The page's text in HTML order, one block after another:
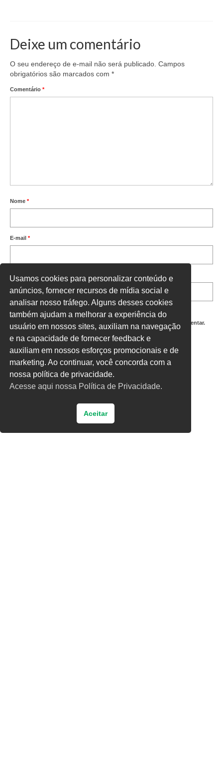
Deixe um comentário
O seu endereço de e-mail não será publicado. Campos
obrigatórios são marcados com *
Comentário *
Nome *
E-mail *
Site
Salvar meus dados neste navegador para a próxima vez que eu comentar.
Digite uma resposta em números:
dois × quatro =
Usamos cookies para personalizar conteúdo e
anúncios, fornecer recursos de mídia social e
analisar nosso tráfego. Alguns desses cookies
também ajudam a melhorar a experiência do
usuário em nossos sites, auxiliam na navegação
e na capacidade de fornecer feedback e
auxiliam em nossos esforços promocionais e de
marketing. Ao continuar, você concorda com a
nossa política de privacidade.
Acesse aqui nossa Política de Privacidade.
Aceitar